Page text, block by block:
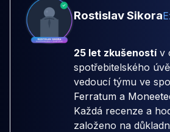
Rostislav Sikora
25 let zkušenostív
spotřebitelského
vedoucí týmu ve
Ferratum a
Každá recenze a
založeno na